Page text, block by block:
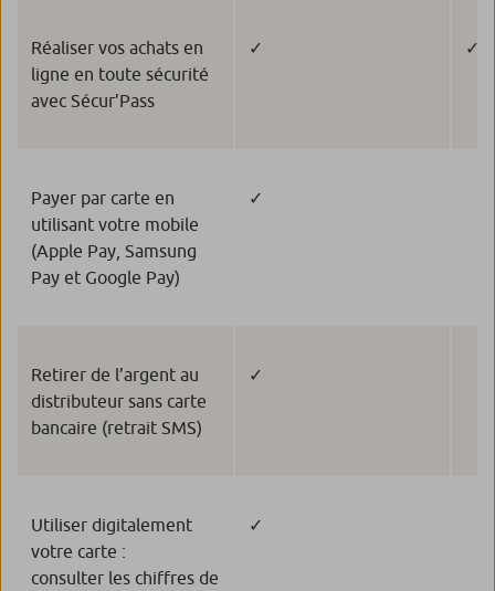
Réaliser vos achats en
ligne en toute sécurité
avec Sécur’Pass
✓ ✓
Payer par carte en
utilisant votre mobile
(Apple Pay, Samsung
Pay et Google Pay)
✓
Retirer de l’argent au
distributeur sans carte
bancaire (retrait SMS)
✓
Utiliser digitalement
votre carte :
consulter les chiffres de
✓